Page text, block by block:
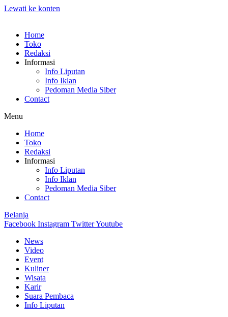
Lewati ke konten
Home
Toko
Redaksi
Informasi
Info Liputan
Info Iklan
Pedoman Media Siber
Contact
Menu
Home
Toko
Redaksi
Informasi
Info Liputan
Info Iklan
Pedoman Media Siber
Contact
Belanja
Facebook Instagram TwitterYoutube
News
Video
Event
Kuliner
Wisata
Karir
Suara Pembaca
Info Liputan